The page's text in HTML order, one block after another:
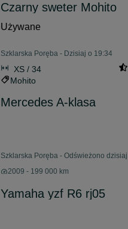
Czarny sweter Mohito
Używane
Szklarska Poręba - Dzisiaj o 19:34
XS / 34
Mohito
Mercedes A-klasa
Szklarska Poręba - Odświeżono
2009 - 199 000 km
Yamaha yzf R6 rj05